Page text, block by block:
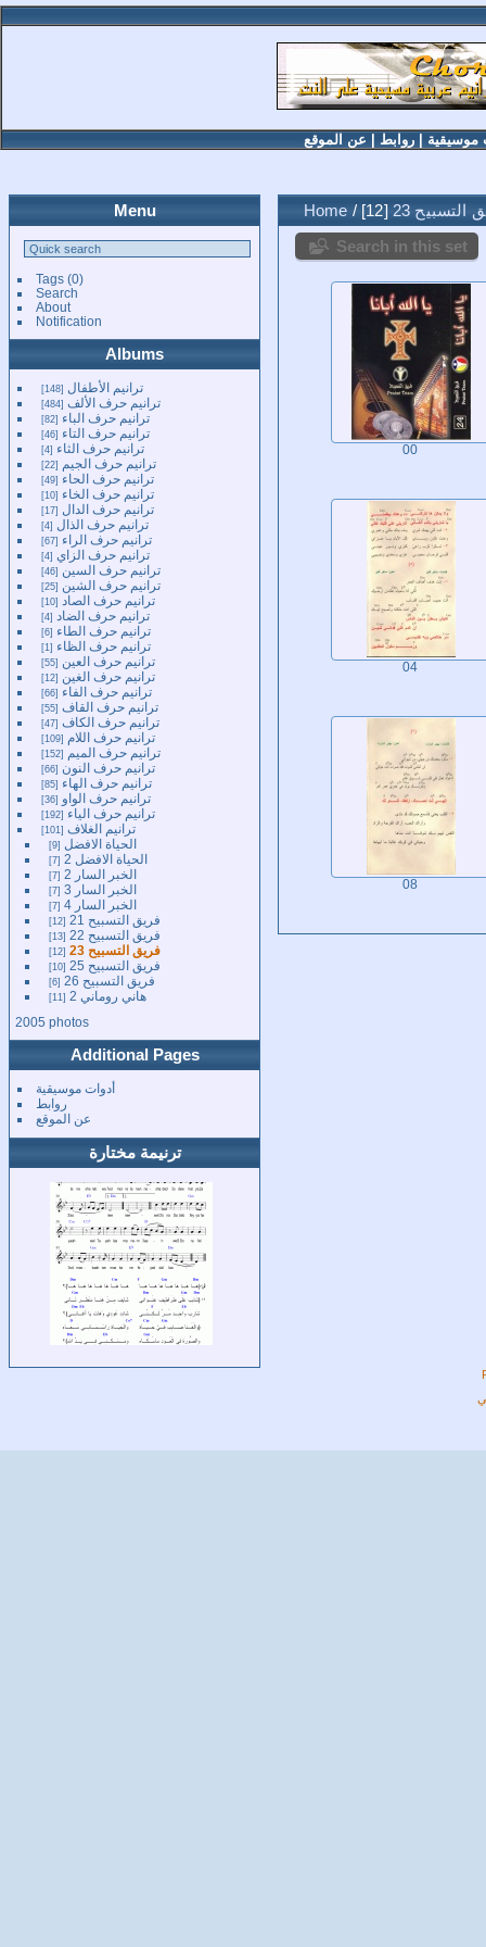
موسيقية |روابط عن الموقع
Menu
Tags(0)
Search
About
Notification
Albums
ترانيم الأطفال 148
ترانيم حرف الألف 484
ترانيم حرف الباء 82
ترانيم حرف التاء 46
ترانيم حرف الثاء 4
ترانيم حرف الجيم 22
ترانيم حرف الحاء 49
ترانيم حرف الخاء 10
ترانيم حرف الدال 17
ترانيم حرف الذال 4
ترانيم حرف الراء 67
ترانيم حرف الزاي 4
ترانيم حرف السين 46
ترانيم حرف الشين 25
ترانيم حرف الصاد 10
ترانيم حرف الضاد 4
ترانيم حرف الطاء 6
ترانيم حرف الظاء 1
ترانيم حرف العين 55
ترانيم حرف الغين 12
ترانيم حرف الفاء 66
ترانيم حرف القاف 55
ترانيم حرف الكاف 47
ترانيم حرف اللام 109
ترانيم حرف الميم 152
ترانيم حرف النون 66
ترانيم حرف الهاء 85
ترانيم حرف الواو 36
ترانيم حرف الياء 192
ترانيم الغلاف 101
الحياة الافضل 9
الحياة الافضل 2 7
الخبر السار 2 7
الخبر السار 3 7
الخبر السار 4 7
فريق التسبيح 21 12
فريق التسبيح 22 13
فريق التسبيح 23 12
فريق التسبيح 25 10
فريق التسبيح 26 6
هاني روماني 2 11
2005 photos
Additional Pages
أدوات موسيقية
روابط
عن الموقع
ترنيمة مختارة
Home / التسبيح 23
12
Search in this set
00
04
08